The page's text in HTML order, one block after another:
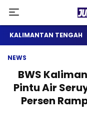
KALIMANTAN TENGAH
NEWS
BWS
Pintu Air
Persen